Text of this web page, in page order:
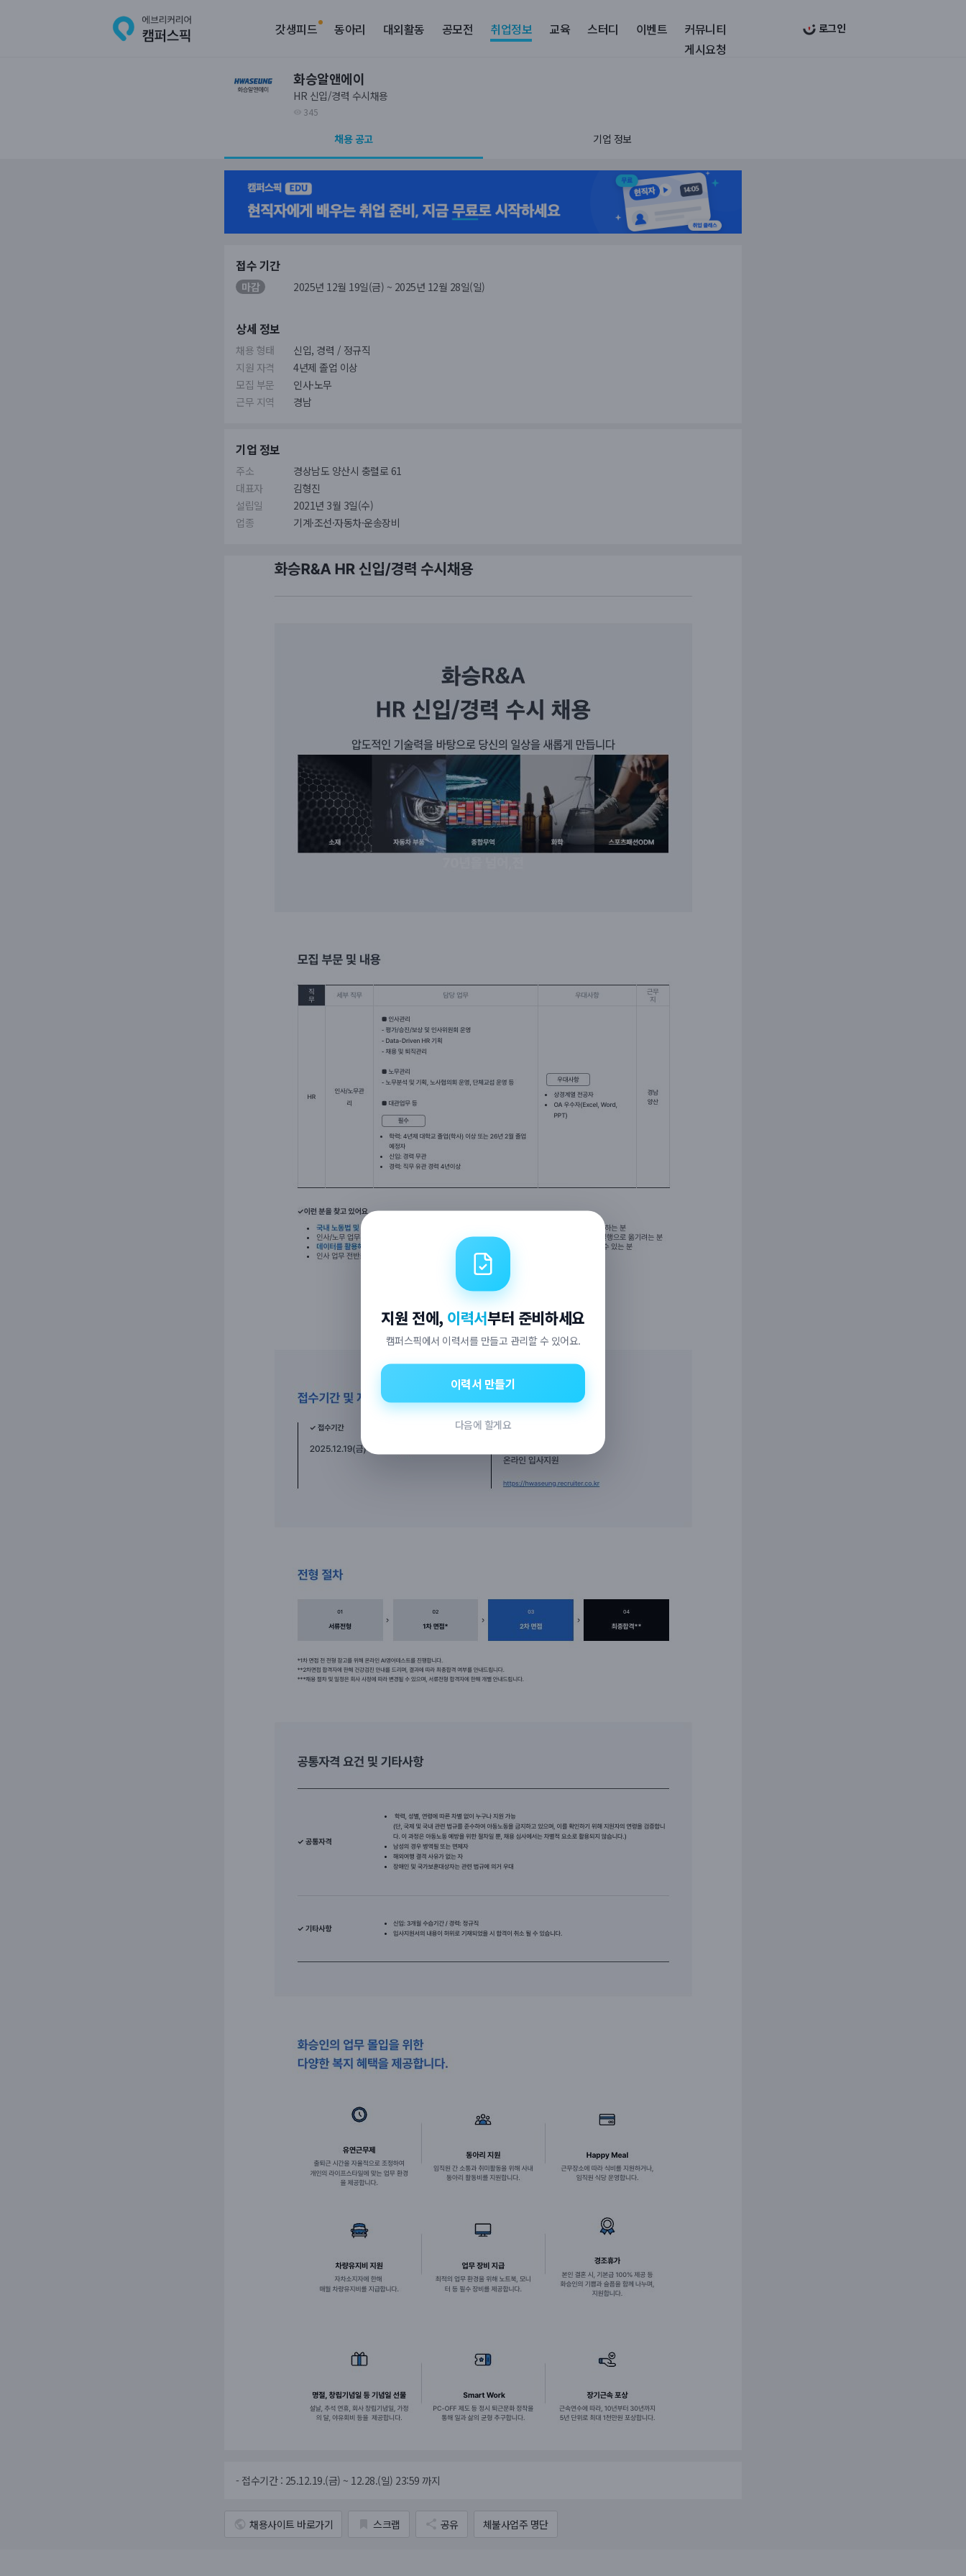
로그인
갓생피드 동아리 대외활동 공모전 취업정보 교육 스터디 이벤트
커뮤니티
게시요청
화승알앤에이
HR 신입/경력 수시채용
345
채용 공고 기업 정보
접수 기간
마감 2025년 12월 19일(금) ~ 2025년 12월 28일(일)
상세 정보
채용 형태
신입, 경력 / 정규직
지원 자격
4년제 졸업 이상
모집 부문
인사·노무
근무 지역
경남
기업 정보
주소
경상남도 양산시 충렬로 61
대표자
김형진
설립일
2021년 3월 3일(수)
업종
기계·조선·자동차·운송장비
- 접수기간 : 25.12.19.(금) ~ 12.28.(일) 23:59 까지
채용사이트 바로가기 스크랩 공유 체불사업주 명단
지원 전에, 이력서부터 준비하세요
캠퍼스픽에서 이력서를 만들고 관리할 수 있어요.
이력서 만들기
다음에 할게요